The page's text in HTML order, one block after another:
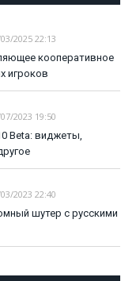
2025 22:13
кооперативное
игроков
2023 19:50
Beta: виджеты,
2023 22:40
шутер с русскими